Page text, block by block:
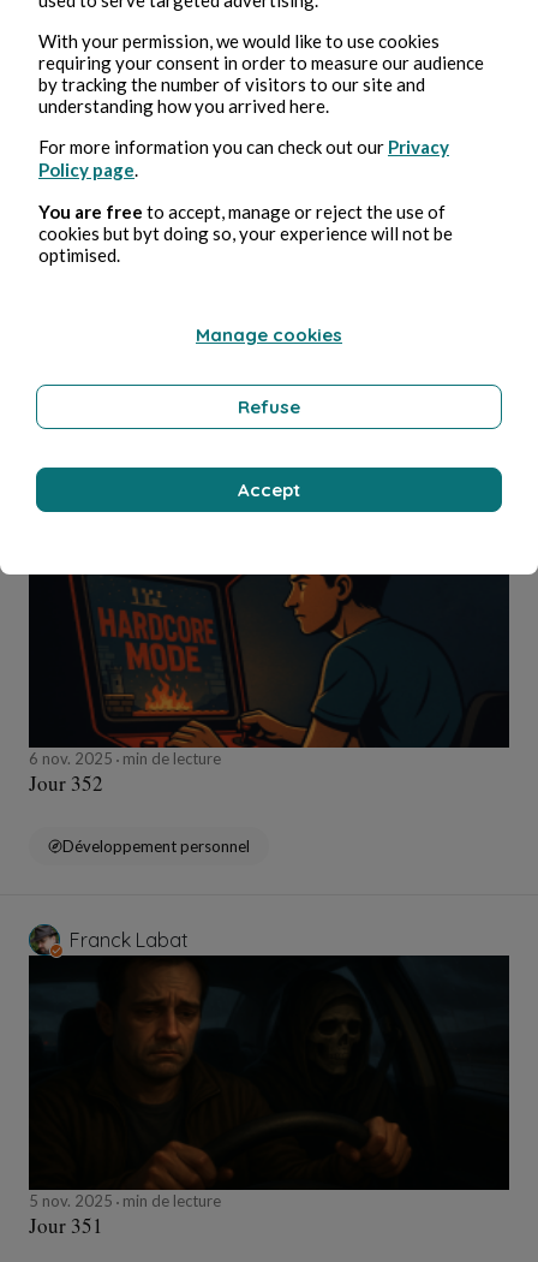
Franck Labat
6 nov. 2025 min de lecture
Jour 352
Développement personnel
Franck Labat
5 nov. 2025 min de lecture
Jour 351
With your permission, we would like to use cookies
requiring your consent in order to measure our audience
by tracking the number of visitors to our site and
understanding how you arrived here.
For more information you can check out our Privacy
Policy page
You are free to accept, manage or reject the use of
cookies but byt doing so, your experience will not be
optimised.
Manage cookies
Refuse
Accept